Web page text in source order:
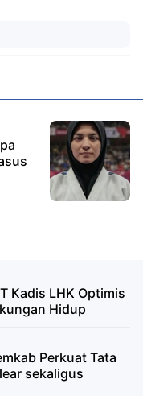
Kadis LHK Optimis
Hidup
Perkuat Tata
sekaligus